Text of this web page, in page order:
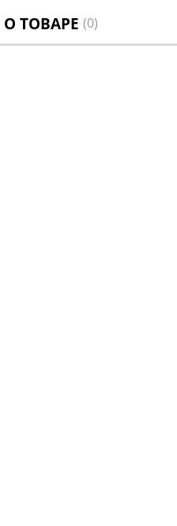
ТОВАРЕ (0)